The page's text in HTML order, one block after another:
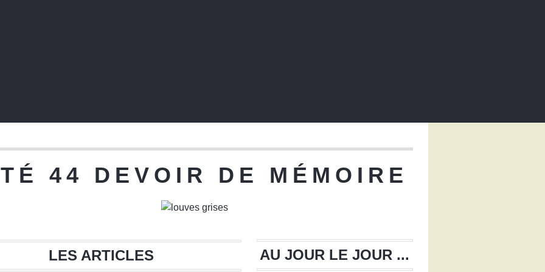
44 DEVOIR DE MÉMOIRE
LES ARTICLES AU JOUR LE JOUR ...